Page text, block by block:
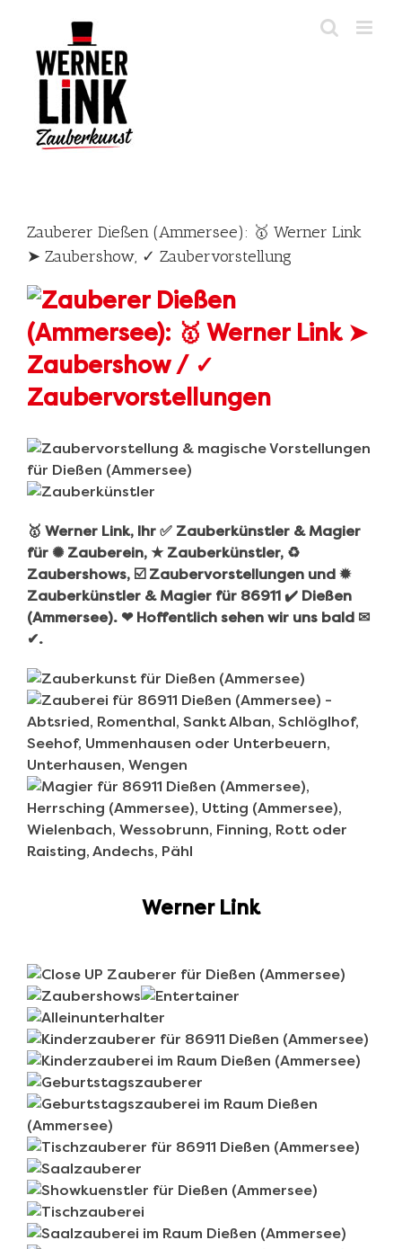
content
Zauberer Dießen (Ammersee): 🥇 Werner Link
➤ Zaubershow, ✓ Zaubervorstellung
🥇 Werner Link, Ihr ✅ Zauberkünstler & Magier
für ✺ Zauberein, ★ Zauberkünstler, ♻
Zaubershows, ☑️ Zaubervorstellungen und ✹
Zauberkünstler & Magier für 86911 ✔️ Dießen
(Ammersee). ❤ Hoffentlich sehen wir uns bald ✉
✔.
Werner Link